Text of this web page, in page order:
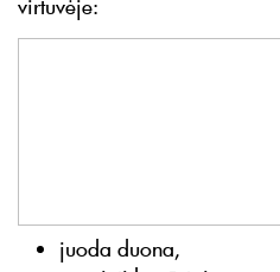
virtuvėje:
juoda duona,